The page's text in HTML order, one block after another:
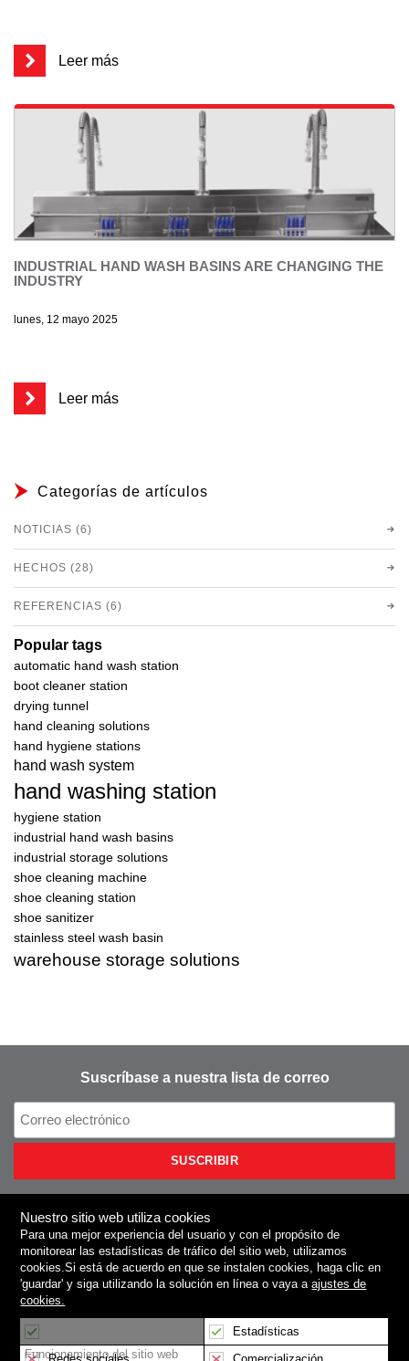
Leer más
INDUSTRIAL HAND WASH BASINS ARE CHANGING THE
INDUSTRY
lunes, 12 mayo 2025
Leer más
Categorías de artículos
NOTICIAS (6)
HECHOS (28)
REFERENCIAS (6)
Popular tags
automatic hand wash station
boot cleaner station
drying tunnel
hand cleaning solutions
hand hygiene stations
hand wash system
hand washing station
hygiene station
industrial hand wash basins
industrial storage solutions
shoe cleaning machine
shoe cleaning station
shoe sanitizer
stainless steel wash basin
warehouse storage solutions
Suscríbase a nuestra lista de correo
NIEROS
Productos y servicios
Centro de prensa
Nuestro sitio web utiliza cookies
Para una mejor experiencia del usuario y con el propósito de
monitorear las estadísticas de tráfico del sitio web, utilizamos
cookies.Si está de acuerdo en que se instalen cookies, haga clic en
'guardar' y siga utilizando la solución en línea o vaya aajustes de
cookies.
Funcionamiento del sitio web
Estadísticas